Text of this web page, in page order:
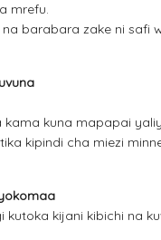
mrefu.
barabara zake ni safi
kama kuna mapapai
kipindi cha miezi
kutoka kijani kibichi na